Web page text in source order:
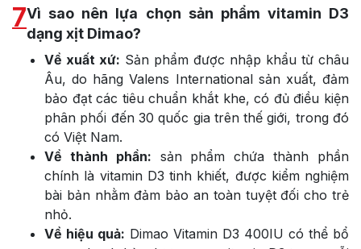
7Vì sao nên lựa chọn sản phẩm vitamin D3
dạng xịt Dimao?
Về xuất xứ: Sản phẩm được nhập khẩu từ châu
Âu, do hãng Valens International sản xuất, đảm
bảo đạt các tiêu chuẩn khắt khe, có đủ điều kiện
phân phối đến 30 quốc gia trên thế giới, trong đó
có Việt Nam.
Về thành phần: sản phẩm chứa thành phần
chính là vitamin D3 tinh khiết, được kiểm nghiệm
bài bản nhằm đảm bảo an toàn tuyệt đối cho trẻ
nhỏ.
Về hiệu quả: Dimao Vitamin D3 400IU có thể bổ